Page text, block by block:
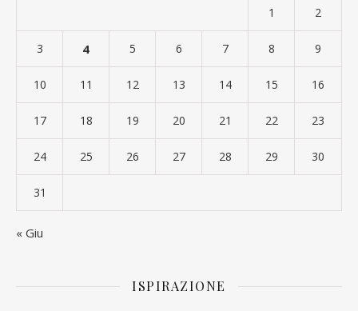
1 2
3 4 5 6 7 8 9
10 11 12 13 14 15 16
17 18 19 20 21 22 23
24 25 26 27 28 29 30
31
« Giu
ISPIRAZIONE